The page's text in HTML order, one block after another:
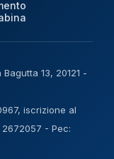
Bagutta 13, 20121 -
iscrizione al
- Pec: